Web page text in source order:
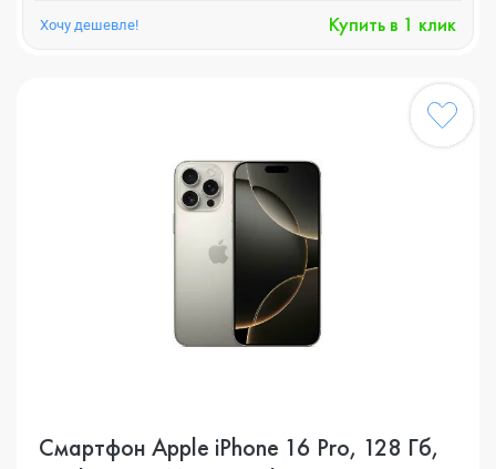
Хочу дешевле! Купить в 1 клик
Смартфон Apple iPhone 16 Pro, 128 Гб,